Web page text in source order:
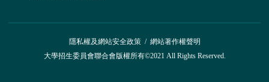
隱私權及網站安全政策/ 網站著作權聲明
大學招生委員會聯合會版權所有©2021 All Rights Reserved.